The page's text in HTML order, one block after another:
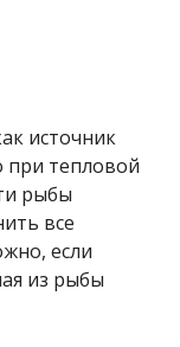
источник
тепловой
рыбы
все
если
из рыбы